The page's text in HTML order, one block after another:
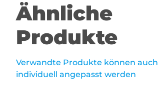
Ähnliche
Produkte
Verwandte Produkte können auch
individuell angepasst werden